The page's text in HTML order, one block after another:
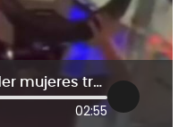
Sandra Martínez, líder mujeres trans Armenia
02:55